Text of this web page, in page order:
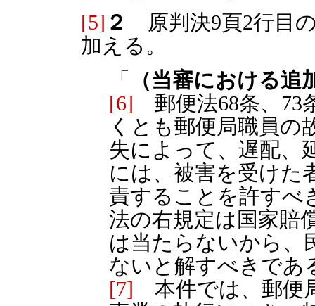
[5] ２
原判決9頁2行目
加える。
「
（当審における追
[6] 郵便法68条、73
くとも郵便局職員の
失によって、遅配、
には、被害を受けた
責することを許すべ
法の右規定は国家賠
は当たらないから、
ないと解すべきであ
[7] 本件では、郵便